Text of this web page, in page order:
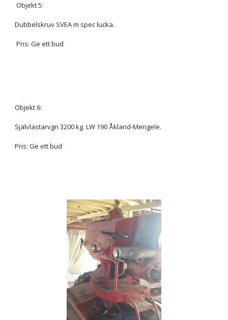
Objekt 5:
Dubbelskruv SVEA m spec lucka.
Pris: Ge ett bud
Objekt 6:
Självlastarvgn 3200 kg. LW 190 Åkland-Mengele.
Pris: Ge ett bud